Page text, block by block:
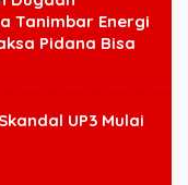
Tanimbar Energi
Pidana Bisa
UP3 Mulai